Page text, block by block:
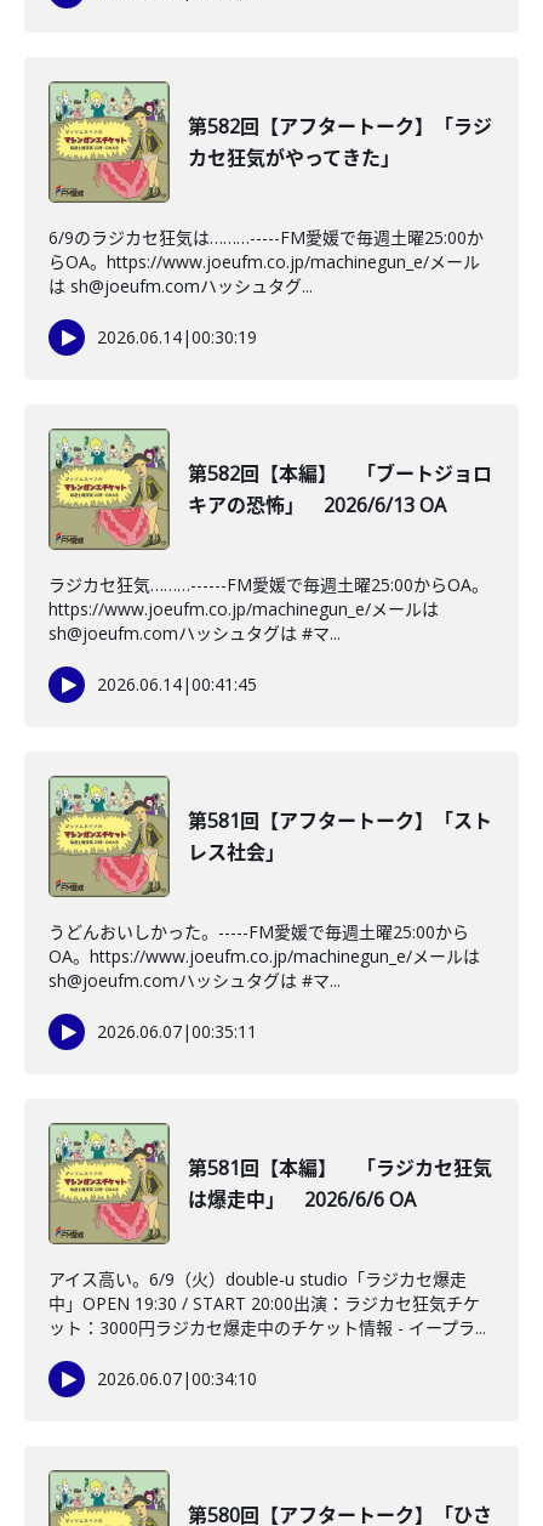
第582回【アフタートーク】「ラジ
カセ狂気がやってきた」
6/9のラジカセ狂気は………-----FM愛媛で毎週土曜25:00か
らOA。https://www.joeufm.co.jp/machinegun_e/メール
は sh@joeufm.comハッシュタグ...
2026.06.14|00:30:19
第582回【本編】 「ブートジョロ
キアの恐怖」 2026/6/13 OA
ラジカセ狂気………------FM愛媛で毎週土曜25:00からOA。
https://www.joeufm.co.jp/machinegun_e/メールは
sh@joeufm.comハッシュタグは #マ...
2026.06.14|00:41:45
第581回【アフタートーク】「スト
レス社会」
うどんおいしかった。-----FM愛媛で毎週土曜25:00から
OA。https://www.joeufm.co.jp/machinegun_e/メールは
sh@joeufm.comハッシュタグは #マ...
2026.06.07|00:35:11
第581回【本編】 「ラジカセ狂気
は爆走中」 2026/6/6 OA
アイス高い。6/9（火）double-u studio「ラジカセ爆走
中」OPEN 19:30 / START 20:00出演：ラジカセ狂気チケ
ット：3000円ラジカセ爆走中のチケット情報 - イープラ...
2026.06.07|00:34:10
第580回【アフタートーク】「ひさ